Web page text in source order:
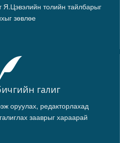
Я.Цэвэлийн толийн тайлбарыг
зөвлөе
галиг
оруулах, редакторлахад
зааврыг хараарай